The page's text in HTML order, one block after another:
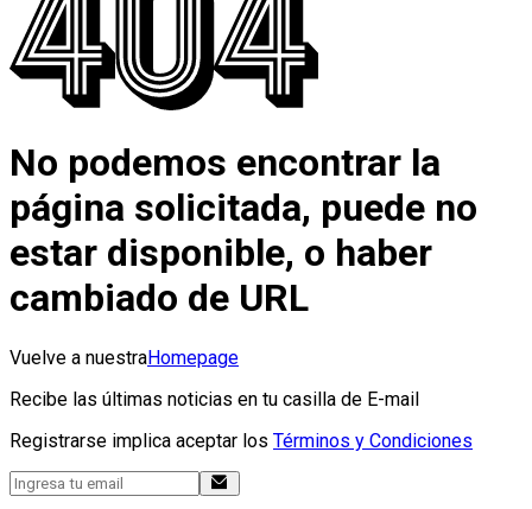
No podemos encontrar la
página solicitada, puede no
estar disponible, o haber
cambiado de URL
Vuelve a nuestraHomepage
Recibe las últimas noticias en tu casilla de E-mail
Registrarse implica aceptar los Términos y Condiciones